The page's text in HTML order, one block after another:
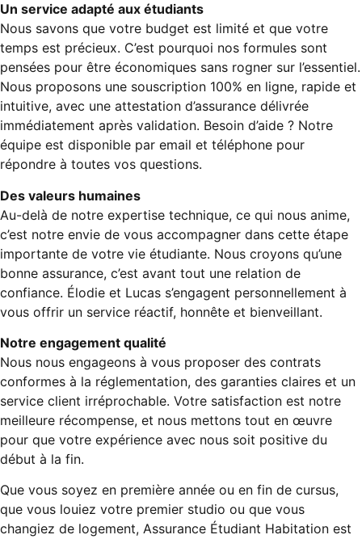
Un service adapté aux étudiants
Nous savons que votre budget est limité et que votre
temps est précieux. C’est pourquoi nos formules sont
pensées pour être économiques sans rogner sur l’essentiel.
Nous proposons une souscription 100% en ligne, rapide et
intuitive, avec une attestation d’assurance délivrée
immédiatement après validation. Besoin d’aide ? Notre
équipe est disponible par email et téléphone pour
répondre à toutes vos questions.
Des valeurs humaines
Au-delà de notre expertise technique, ce qui nous anime,
c’est notre envie de vous accompagner dans cette étape
importante de votre vie étudiante. Nous croyons qu’une
bonne assurance, c’est avant tout une relation de
confiance. Élodie et Lucas s’engagent personnellement à
vous offrir un service réactif, honnête et bienveillant.
Notre engagement qualité
Nous nous engageons à vous proposer des contrats
conformes à la réglementation, des garanties claires et un
service client irréprochable. Votre satisfaction est notre
meilleure récompense, et nous mettons tout en œuvre
pour que votre expérience avec nous soit positive du
début à la fin.
Que vous soyez en première année ou en fin de cursus,
que vous louiez votre premier studio ou que vous
changiez de logement, Assurance Étudiant Habitation est